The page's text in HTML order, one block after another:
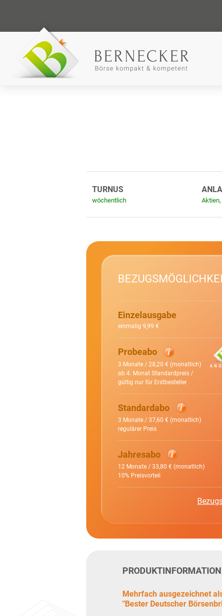
TURNUS
wöchentlich
Einzelausgabe
einmalig 9,99 €
Probeabo
3 Monate / 28,20 € (monatlich)
ab 4. Monat Standardpreis /
gültig nur für Erstbesteller
Standardabo
3 Monate / 37,60 € (monatlich)
regulärer Preis
Jahresabo
12 Monate / 33,80 € (monatlich)
10% Preisvorteil
PRODUKTINFORMATION
Mehrfach ausgezeichnet
"Bester Deutscher